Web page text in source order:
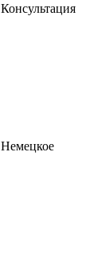
Консультация
Немецкое